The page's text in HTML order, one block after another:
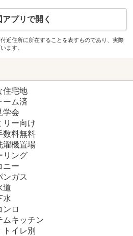
アプリで開く
近住所に所在することを表すものであり、実際
ます。
住宅地
ーム済
学会
リー向け
数料無料
濯機置場
リング
ニー
ンガス
道
水
ンロ
ムキッチン
トイレ別